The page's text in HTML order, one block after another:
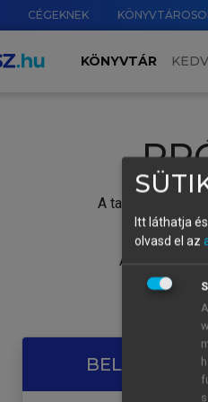
CÉGEKNEK
KÖNYVTÁR
A tartalom
A
BELÉPÉS
Itt láthatja
olvasd el az